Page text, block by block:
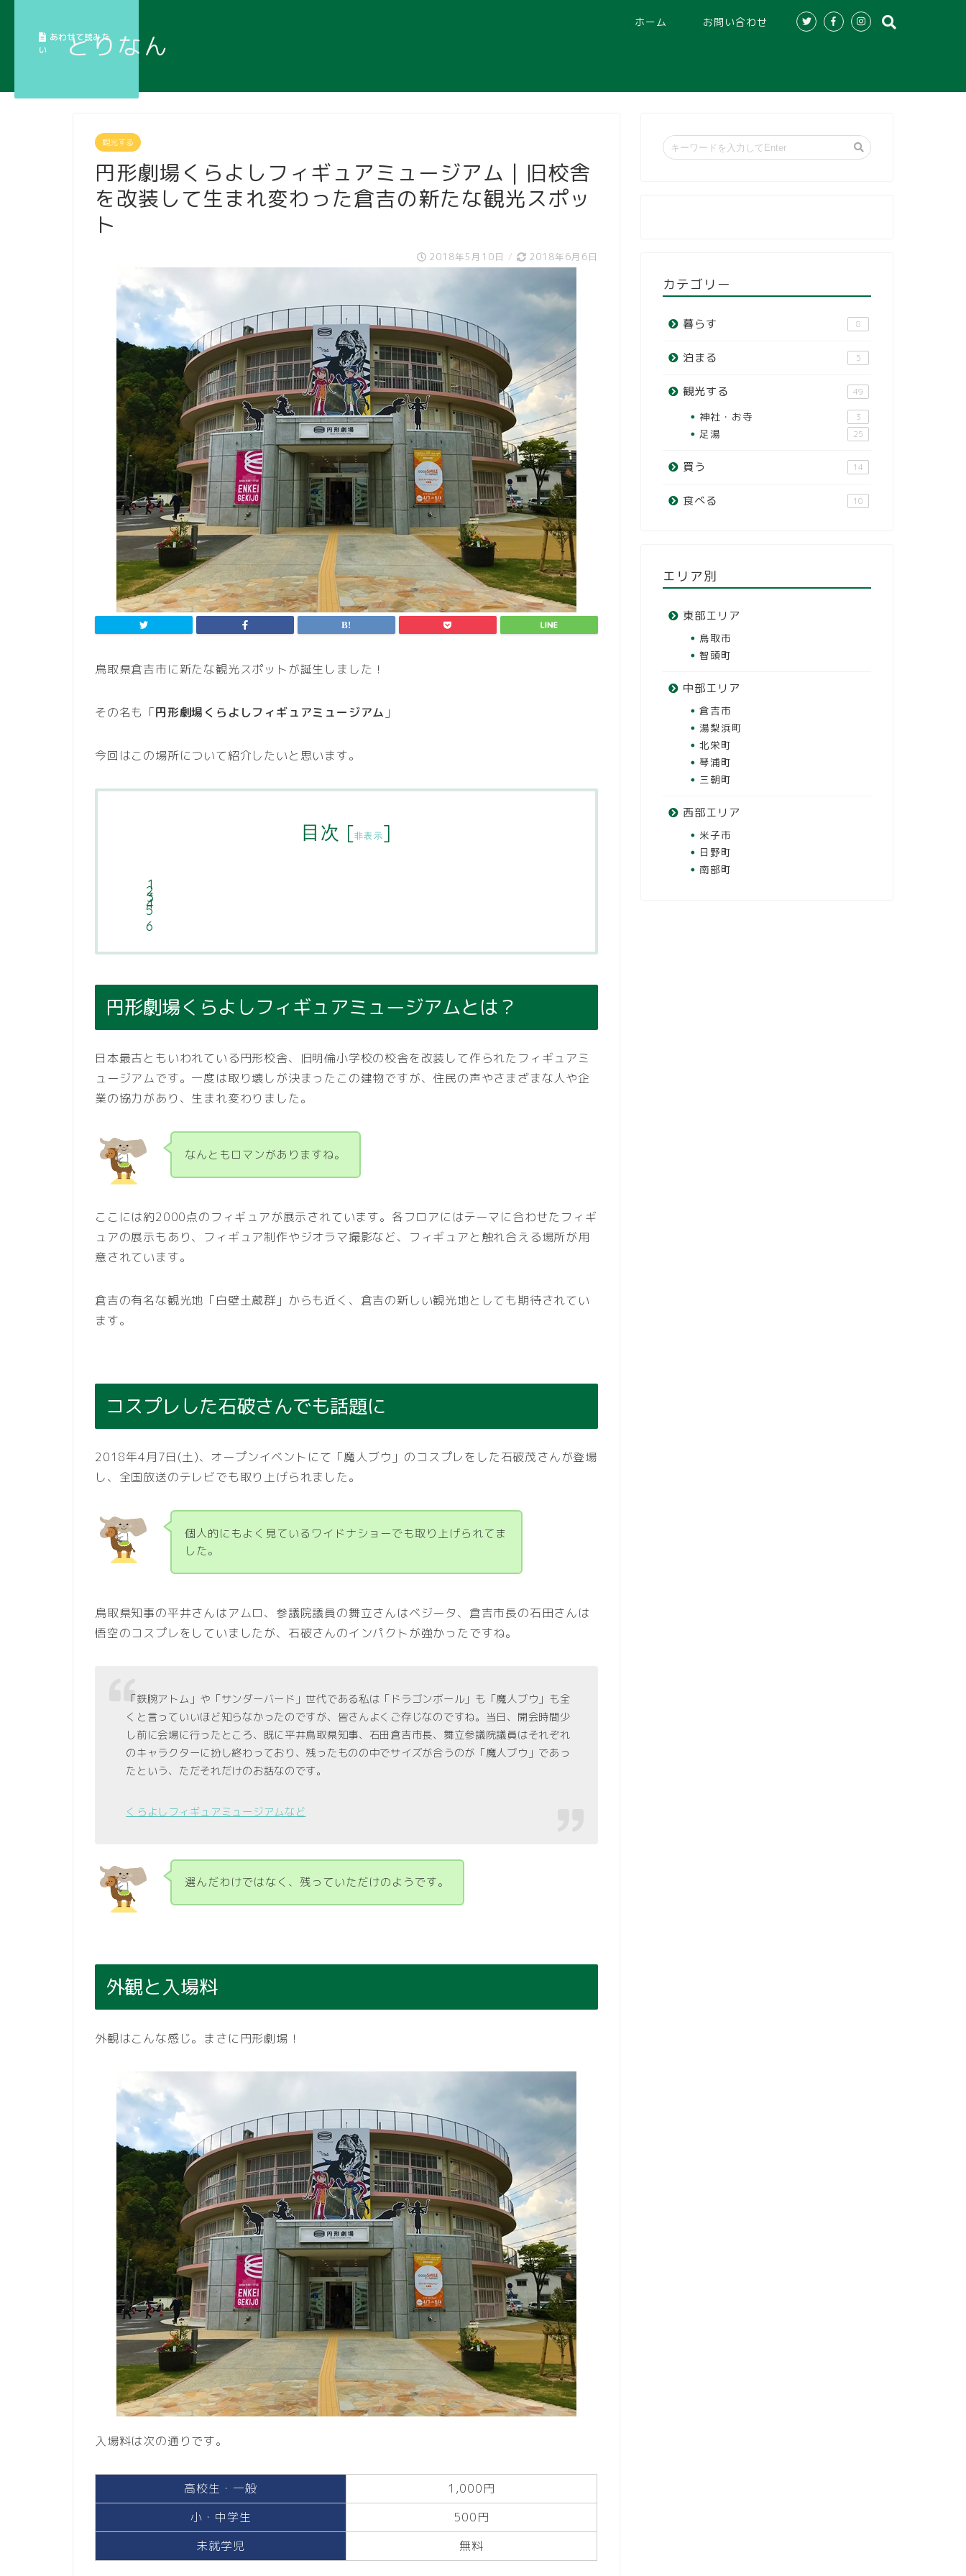
とりなん
ホーム お問い合わせ
観光する
円形劇場くらよしフィギュアミュージアム｜旧校舎
を改装して生まれ変わった倉吉の新たな観光スポッ
ト
2018年5月10日 / 2018年6月6日
鳥取県倉吉市に新たな観光スポットが誕生しました！
その名も「円形劇場くらよしフィギュアミュージアム 」
今回はこの場所について紹介したいと思います。
目次 [非表示]
円形劇場くらよしフィギュアミュージアムとは？
日本最古ともいわれている円形校舎、旧明倫小学校の校舎を改装して作られたフィギュアミ
ュージアムです。一度は取り壊しが決まったこの建物ですが、住民の声やさまざまな人や企
業の協力があり、生まれ変わりました。
なんともロマンがありますね。
ここには約2000点のフィギュアが展示されています。各フロアにはテーマに合わせたフィギ
ュアの展示もあり、フィギュア制作やジオラマ撮影など、フィギュアと触れ合える場所が用
意されています。
倉吉の有名な観光地「白壁土蔵群」からも近く、倉吉の新しい観光地としても期待されてい
ます。
コスプレした石破さんでも話題に
2018年4月7日(土)、オープンイベントにて「魔人ブウ」のコスプレをした石破茂さんが登場
し、全国放送のテレビでも取り上げられました。
個人的にもよく見ているワイドナショーでも取り上げられてま
した。
鳥取県知事の平井さんはアムロ、参議院議員の舞立さんはベジータ、倉吉市長の石田さんは
悟空のコスプレをしていましたが、石破さんのインパクトが強かったですね。
「鉄腕アトム」や「サンダーバード」世代である私は「ドラゴンボール」も「魔人ブウ」も全
くと言っていいほど知らなかったのですが、皆さんよくご存じなのですね。当日、開会時間少
し前に会場に行ったところ、既に平井鳥取県知事、石田倉吉市長、舞立参議院議員はそれぞれ
のキャラクターに扮し終わっており、残ったものの中でサイズが合うのが「魔人ブウ」であっ
たという、ただそれだけのお話なのです。
くらよしフィギュアミュージアムなど
選んだわけではなく、残っていただけのようです。
外観と入場料
外観はこんな感じ。まさに円形劇場！
入場料は次の通りです。
高校生・一般
1,000円
小・中学生
500円
未就学児
無料
あわせて読みた
い
カテゴリー
暮らす 8
泊まる 5
観光する 49
神社・お寺 3
足湯 25
買う 14
食べる 10
エリア別
東部エリア
鳥取市
智頭町
中部エリア
倉吉市
湯梨浜町
北栄町
琴浦町
三朝町
西部エリア
米子市
日野町
南部町